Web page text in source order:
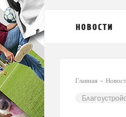
НОВОСТИ
Главная